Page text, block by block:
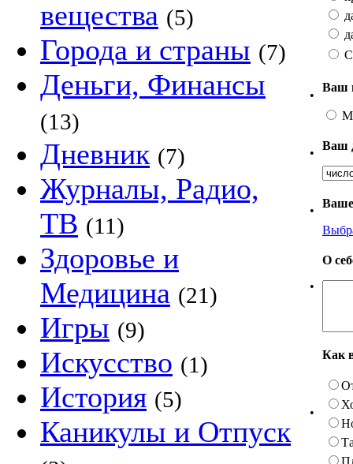
вещества (5)
Города и страны (7)
Деньги, Финансы
(13)
Дневник (7)
Журналы, Радио,
ТВ (11)
Здоровье и
Медицина (21)
Игры (9)
Искусство (1)
История (5)
Каникулы и Отпуск
•
Ваш
•
Ваш
•
Ваше
•
О
•
Как